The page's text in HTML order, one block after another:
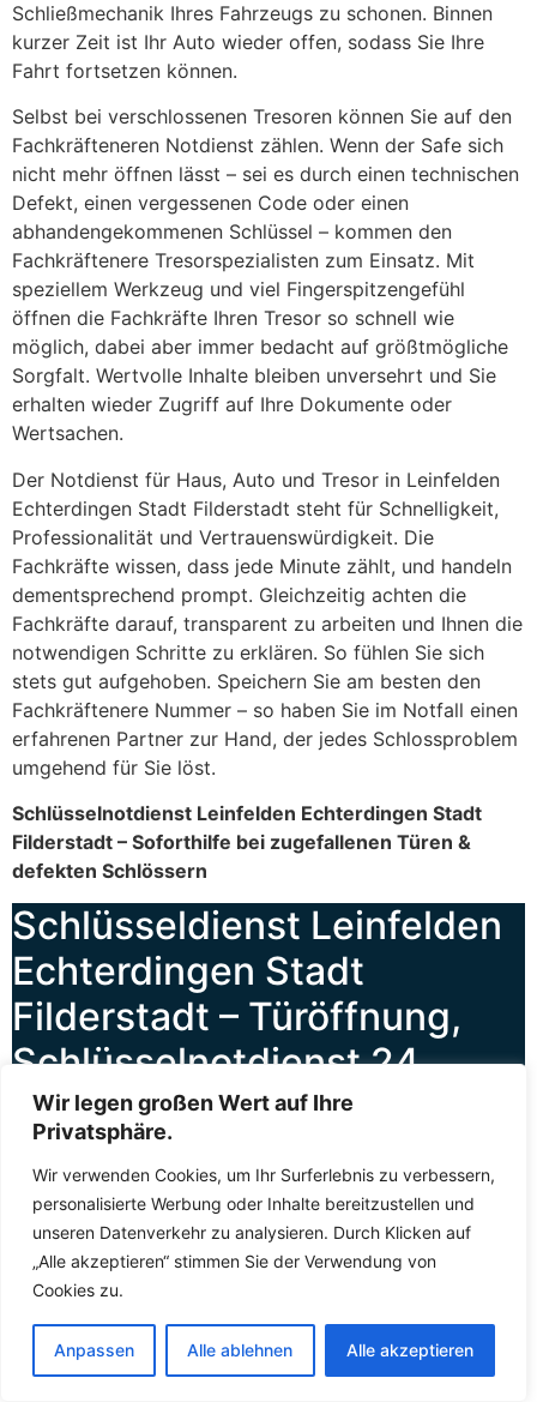
Wir legen großen Wert auf Ihre
Privatsphäre.
Wir verwenden Cookies, um Ihr Surferlebnis zu verbessern,
personalisierte Werbung oder Inhalte bereitzustellen und
unseren Datenverkehr zu analysieren. Durch Klicken auf
„Alle akzeptieren“ stimmen Sie der Verwendung von
Cookies zu.
Anpassen Alle ablehnen Alle akzeptieren
Schließmechanik Ihres Fahrzeugs zu schonen. Binnen
kurzer Zeit ist Ihr Auto wieder offen, sodass Sie Ihre
Fahrt fortsetzen können.
Selbst bei verschlossenen Tresoren können Sie auf den
Fachkräfteneren Notdienst zählen. Wenn der Safe sich
nicht mehr öffnen lässt – sei es durch einen technischen
Defekt, einen vergessenen Code oder einen
abhandengekommenen Schlüssel – kommen den
Fachkräftenere Tresorspezialisten zum Einsatz. Mit
speziellem Werkzeug und viel Fingerspitzengefühl
öffnen die Fachkräfte Ihren Tresor so schnell wie
möglich, dabei aber immer bedacht auf größtmögliche
Sorgfalt. Wertvolle Inhalte bleiben unversehrt und Sie
erhalten wieder Zugriff auf Ihre Dokumente oder
Wertsachen.
Der Notdienst für Haus, Auto und Tresor in Leinfelden
Echterdingen Stadt Filderstadt steht für Schnelligkeit,
Professionalität und Vertrauenswürdigkeit. Die
Fachkräfte wissen, dass jede Minute zählt, und handeln
dementsprechend prompt. Gleichzeitig achten die
Fachkräfte darauf, transparent zu arbeiten und Ihnen die
notwendigen Schritte zu erklären. So fühlen Sie sich
stets gut aufgehoben. Speichern Sie am besten den
Fachkräftenere Nummer – so haben Sie im Notfall einen
erfahrenen Partner zur Hand, der jedes Schlossproblem
umgehend für Sie löst.
Schlüsselnotdienst Leinfelden Echterdingen Stadt
Filderstadt – Soforthilfe bei zugefallenen Türen &
defekten Schlössern
Schlüsseldienst Leinfelden
Echterdingen Stadt
Filderstadt – Türöffnung,
Schlüsselnotdienst 24
Stunden für Sie da
Schäden | 24/7 erreichbar
Wenn die Tür ins Schloss gefallen ist oder das Schloss
plötzlich klemmt, ist schnelle Hilfe gefragt. Der
SchlüsselnotdienstLeinfelden Echterdingen Stadt
Filderstadt leistet
Situationen – zuverlässig, kompetent und rund um die
Uhr. Sie können den Fachkräften jederzeit kontaktieren,
sei es am helllichten Tag oder mitten in der Nacht. Die